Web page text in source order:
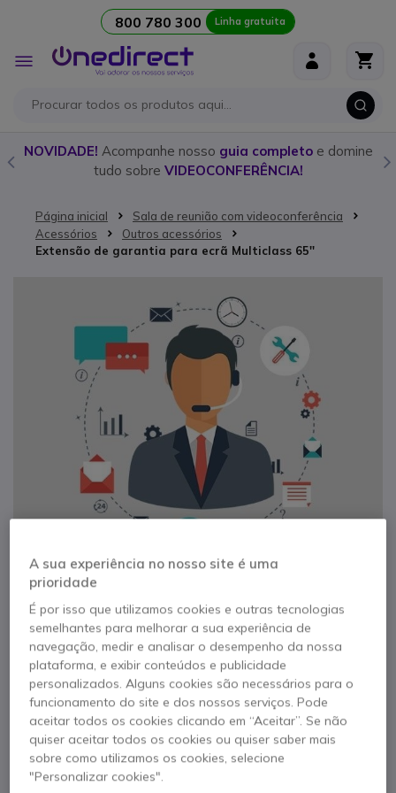
800 780 300 Linha gratuita
Alternar
Nav
NOVIDADE! Acompanhe nosso guia completoe domine
tudo sobre VIDEOCONFERÊNCIA!
Página inicial
Sala de reunião com videoconferência
Acessórios
Outros acessórios
Extensão de garantia para ecrã Multiclass 65''
Extensão de garantia
para ecrã Multiclass
65''
Saltar para o início da Galeria de imagens
A sua experiência no nosso site é uma
prioridade
É por isso que utilizamos cookies e outras tecnologias
semelhantes para melhorar a sua experiência de
navegação, medir e analisar o desempenho da nossa
plataforma, e exibir conteúdos e publicidade
personalizados. Alguns cookies são necessários para o
funcionamento do site e dos nossos serviços. Pode
aceitar todos os cookies clicando em “Aceitar”. Se não
quiser aceitar todos os cookies ou quiser saber mais
sobre como utilizamos os cookies, selecione
"Personalizar cookies".